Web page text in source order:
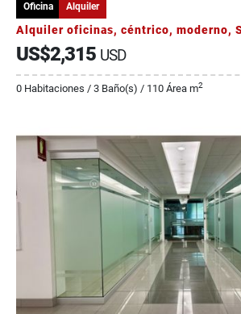
Oficina Alquiler
US$2,315 USD
0 Habitaciones / 3 Baño(s) / 110 Área m2